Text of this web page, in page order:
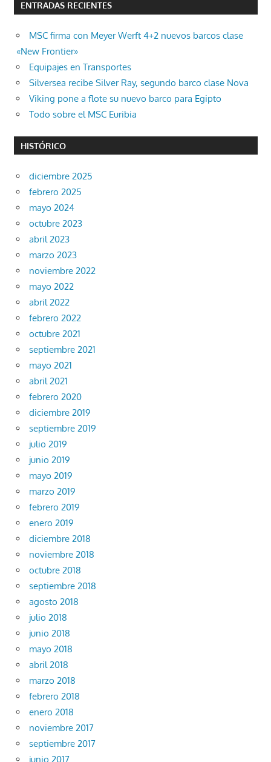
ENTRADAS RECIENTES
MSC firma con Meyer Werft 4+2 nuevos barcos clase
«New Frontier»
Equipajes en Transportes
Silversea recibe Silver Ray, segundo barco clase Nova
Viking pone a flote su nuevo barco para Egipto
Todo sobre el MSC Euribia
HISTÓRICO
diciembre 2025
febrero 2025
mayo 2024
octubre 2023
abril 2023
marzo 2023
noviembre 2022
mayo 2022
abril 2022
febrero 2022
octubre 2021
septiembre 2021
mayo 2021
abril 2021
febrero 2020
diciembre 2019
septiembre 2019
julio 2019
junio 2019
mayo 2019
marzo 2019
febrero 2019
enero 2019
diciembre 2018
noviembre 2018
octubre 2018
septiembre 2018
agosto 2018
julio 2018
junio 2018
mayo 2018
abril 2018
marzo 2018
febrero 2018
enero 2018
noviembre 2017
septiembre 2017
junio 2017